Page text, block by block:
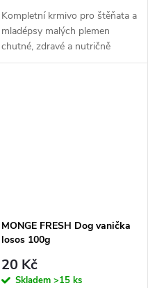
Kompletní krmivo pro štěňata a
mladépsy malých plemen
chutné, zdravé a nutričně
vyvážené krmivo z vybraných
MONGE FRESH Dog vanička
losos 100g
20 Kč
Skladem >15 ks